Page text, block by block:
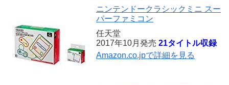
ニンテンドークラシックミニ スー
パーファミコン
任天堂
2017年10月発売 21タイトル収録
Amazon.co.jpで詳細を見る